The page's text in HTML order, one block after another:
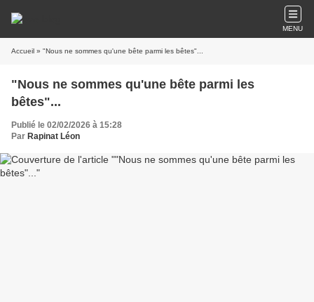
MENU
Accueil » "Nous ne sommes qu'une bête parmi les bêtes"...
"Nous ne sommes qu'une bête parmi les
bêtes"...
Publié le 02/02/2026 à 15:28
Par Rapinat Léon